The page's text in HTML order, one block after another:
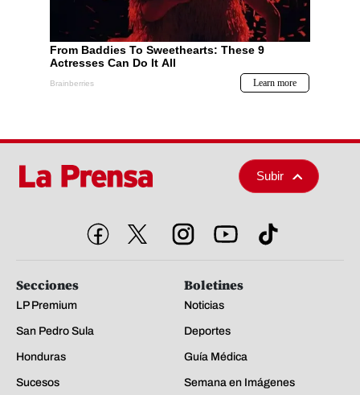
Subir
Secciones
LP Premium
San Pedro Sula
Honduras
Sucesos
Boletines
Noticias
Deportes
Guía Médica
Semana en Imágenes